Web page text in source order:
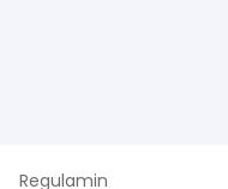
Regulamin